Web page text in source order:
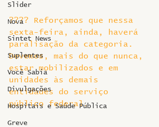
Slider
Nova
Sintet News
Suplentes
Você Sabia
Divulgações
Hospitais e Saúde Pública
Greve
???? Reforçamos que nessa
sexta-feira, ainda, haverá
paralisação da categoria.
Devemos, mais do que nunca,
estar mobilizados e em
unidades às demais
entidades do serviço
público federal.